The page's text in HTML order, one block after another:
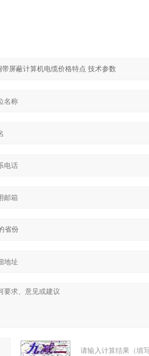
请输入计算结果（填